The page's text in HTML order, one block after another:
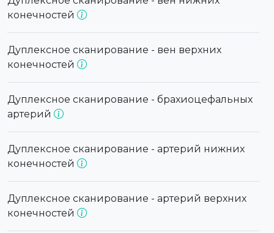
конечностей
Дуплексное сканирование - вен верхних
конечностей
Дуплексное сканирование - брахиоцефальных
артерий
Дуплексное сканирование - артерий нижних
конечностей
Дуплексное сканирование - артерий верхних
конечностей